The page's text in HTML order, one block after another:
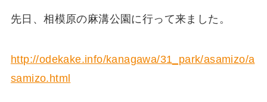
先日、相模原の麻溝公園に行って来ました。
http://odekake.info/kanagawa/31_park/asamizo/a
samizo.html